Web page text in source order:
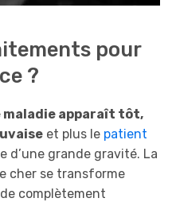
pour
?
apparaît tôt,
et plus le patient
d’une grande gravité. La
cher se transforme
complètement